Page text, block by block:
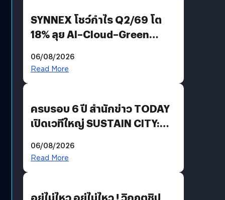
SYNNEX โชว์กำไร Q2/69 โต
18% ลุย AI–Cloud–Green
Revenue เร่งเครื่อง New
06/08/2026
Read More
ครบรอบ 6 ปี สำนักข่าว TODAY
เปิดเวทีใหญ่ SUSTAIN CITY:
แนวทางปรับตัวสู่เศรษฐกิจสี
06/08/2026
Read More